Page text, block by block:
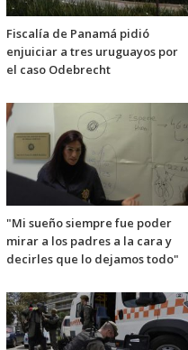
Fiscalía de Panamá pidió
enjuiciar a tres uruguayos por
el caso Odebrecht
"Mi sueño siempre fue poder
mirar a los padres a la cara y
decirles que lo dejamos todo"